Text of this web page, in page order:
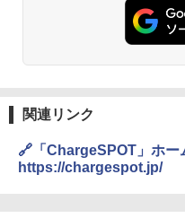
関連リンク
🔗「ChargeSPOT」ホー
https://chargespot.jp/